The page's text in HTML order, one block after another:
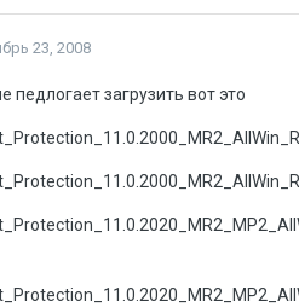
23, 2008
педлогает загрузить вот это